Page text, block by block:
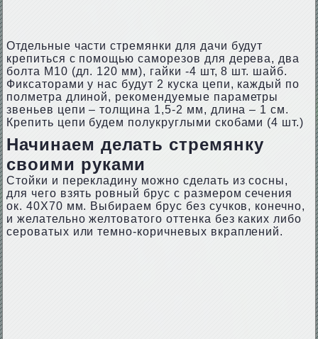
Отдельные части стремянки для дачи будут
крепиться с помощью саморезов для дерева, два
болта М10 (дл. 120 мм), гайки -4 шт, 8 шт. шайб.
Фиксаторами у нас будут 2 куска цепи, каждый по
полметра длиной, рекомендуемые параметры
звеньев цепи – толщина 1,5-2 мм, длина – 1 см.
Крепить цепи будем полукруглыми скобами (4 шт.)
Начинаем делать стремянку
своими руками
Стойки и перекладину можно сделать из сосны,
для чего взять ровный брус с размером сечения
ок. 40Х70 мм. Выбираем брус без сучков, конечно,
и желательно желтоватого оттенка без каких либо
сероватых или темно-коричневых вкраплений.